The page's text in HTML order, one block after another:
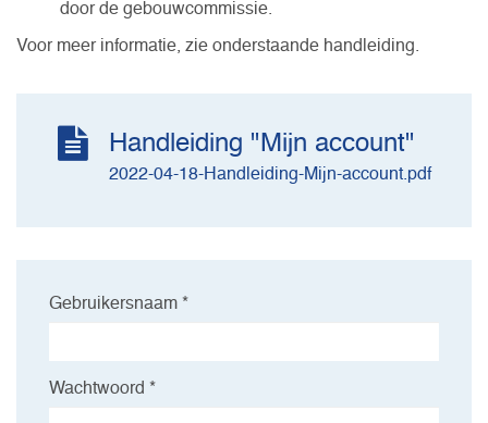
door de gebouwcommissie.
Voor meer informatie, zie onderstaande handleiding.
Handleiding "Mijn account"
2022-04-18-Handleiding-Mijn-account.pdf
Gebruikersnaam *
Wachtwoord *